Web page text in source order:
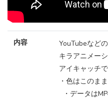
内容
YouTubeなど
キラアニメー
アイキャッチ
・色はこのま
・データは